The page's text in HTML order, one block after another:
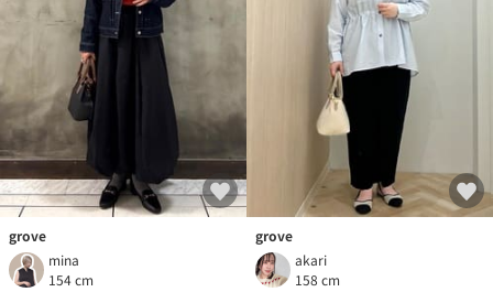
grove
mina
154 cm
grove
akari
158 cm